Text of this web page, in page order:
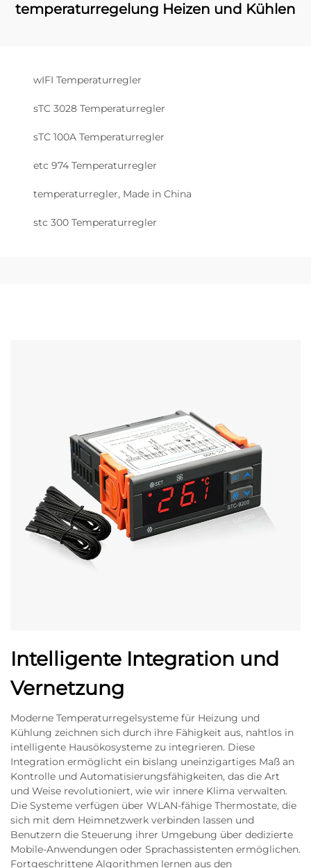
temperaturregelung Heizen und Kühlen
wIFI Temperaturregler
sTC 3028 Temperaturregler
sTC 100A Temperaturregler
etc 974 Temperaturregler
temperaturregler, Made in China
stc 300 Temperaturregler
Intelligente Integration und
Vernetzung
Moderne Temperaturregelsysteme für Heizung und
Kühlung zeichnen sich durch ihre Fähigkeit aus, nahtlos in
intelligente Hausökosysteme zu integrieren. Diese
Integration ermöglicht ein bislang uneinzigartiges Maß an
Kontrolle und Automatisierungsfähigkeiten, das die Art
und Weise revolutioniert, wie wir innere Klima verwalten.
Die Systeme verfügen über WLAN-fähige Thermostate, die
sich mit dem Heimnetzwerk verbinden lassen und
Benutzern die Steuerung ihrer Umgebung über dedizierte
Mobile-Anwendungen oder Sprachassistenten ermöglichen.
Fortgeschrittene Algorithmen lernen aus den